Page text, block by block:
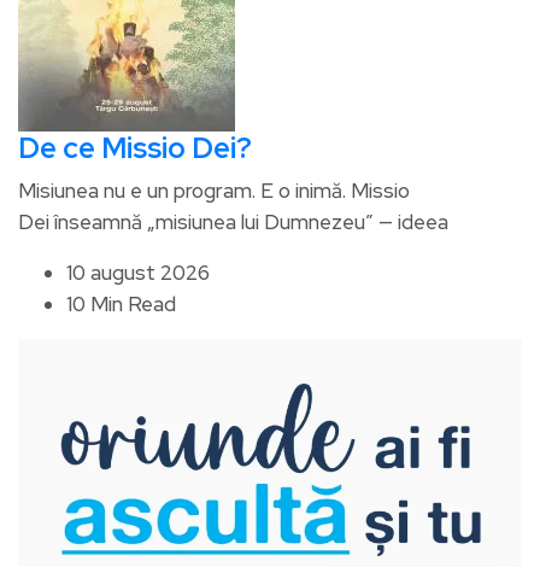
De ce Missio Dei?
Misiunea nu e un program. E o inimă. Missio
Dei înseamnă „misiunea lui Dumnezeu” — ideea
10 august 2026
10 Min Read